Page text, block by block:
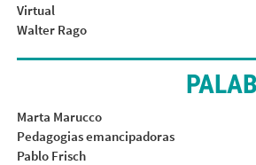
Virtual
Walter Rago
Marta Marucco
Pedagogias emancipadoras
Pablo Frisch